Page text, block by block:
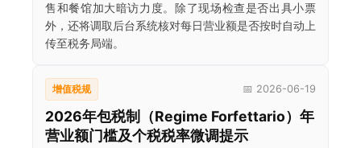
售和餐馆加大暗访力度。除了现场检查是否出具小票
外，还将调取后台系统核对每日营业额是否按时自动上
传至税务局端。
增值税规 📅 2026-06-19
2026年包税制（Regime Forfettario）年
营业额门槛及个税税率微调提示